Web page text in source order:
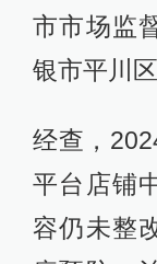
市市场监
银市平川
经查，
平台店铺
容仍未整